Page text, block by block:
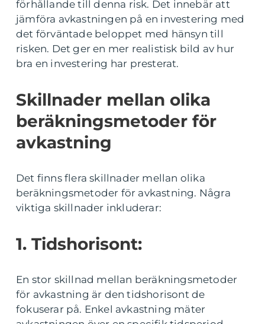
förhållande till denna risk. Det innebär att
jämföra avkastningen på en investering med
det förväntade beloppet med hänsyn till
risken. Det ger en mer realistisk bild av hur
bra en investering har presterat.
Skillnader mellan olika
beräkningsmetoder för
avkastning
Det finns flera skillnader mellan olika
beräkningsmetoder för avkastning. Några
viktiga skillnader inkluderar:
1. Tidshorisont:
En stor skillnad mellan beräkningsmetoder
för avkastning är den tidshorisont de
fokuserar på. Enkel avkastning mäter